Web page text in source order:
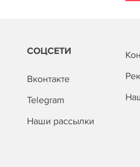
СОЦСЕТИ
Вконтакте
Telegram
Наши рассылки